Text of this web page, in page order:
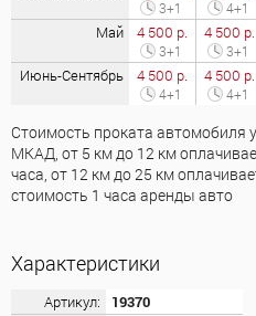
3+1 4+1
Май 4 500 р.
3+1
4 500 р.
3+1
Июнь-Сентябрь 4 500 р.
4+1
4 500 р.
4+1
Стоимость проката автомобиля
МКАД, от 5 км до 12 км
часа, от 12 км до 25 км
стоимость 1 часа аренды авто
Характеристики
Артикул:
19370